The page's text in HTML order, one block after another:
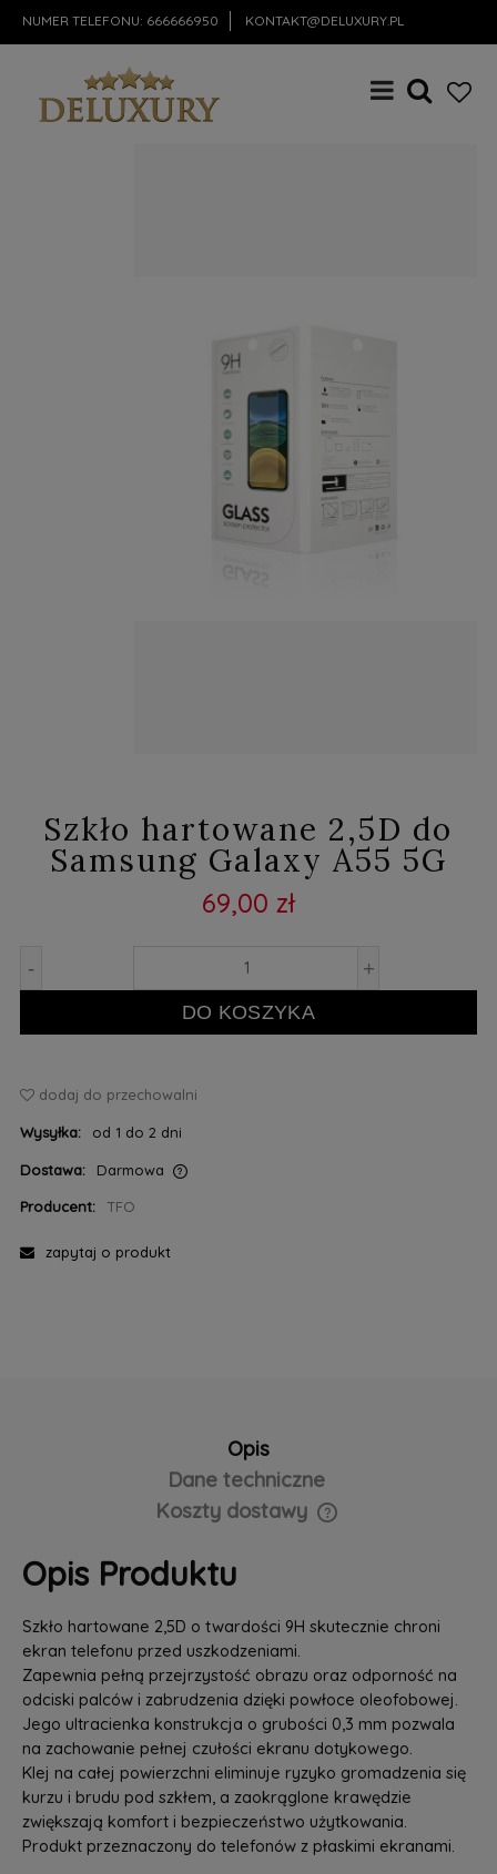
NUMER TELEFONU: 666666950 KONTAKT@DELUXURY.PL
Szkło hartowane 2,5D do
Samsung Galaxy A55 5G
69,00 zł
- +
DO KOSZYKA
dodaj do przechowalni
Wysyłka: od 1 do 2 dni
Dostawa:
Darmowa
Producent:
TFO
zapytaj o produkt
Opis
Dane techniczne
Koszty dostawy
Cena nie zawiera ewentualnych kosztów płatności
Opis Produktu
Szkło hartowane 2,5D o twardości 9H skutecznie chroni
ekran telefonu przed uszkodzeniami.
Zapewnia pełną przejrzystość obrazu oraz odporność na
odciski palców i zabrudzenia dzięki powłoce oleofobowej.
Jego ultracienka konstrukcja o grubości 0,3 mm pozwala
na zachowanie pełnej czułości ekranu dotykowego.
Klej na całej powierzchni eliminuje ryzyko gromadzenia się
kurzu i brudu pod szkłem, a zaokrąglone krawędzie
zwiększają komfort i bezpieczeństwo użytkowania.
Produkt przeznaczony do telefonów z płaskimi ekranami.